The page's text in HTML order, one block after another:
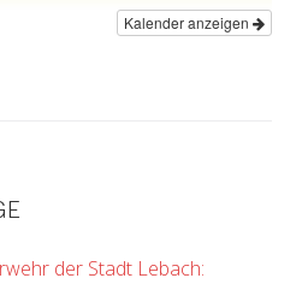
Kalender anzeigen
der Stadt Lebach: